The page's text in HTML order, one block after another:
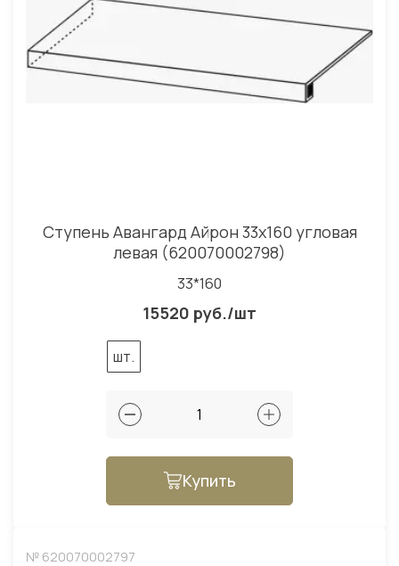
Ступень Авангард Айрон 33x160 угловая
левая (620070002798)
33*160
15520 руб./шт
шт.
Купить
№ 620070002797